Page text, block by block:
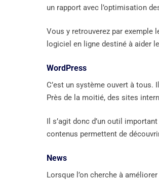
un rapport avec l’optimisation
Vous y retrouverez par exemple
logiciel en ligne destiné à aider
WordPress
C’est un système ouvert à
Près de la moitié, des sites
Il s’agit donc d’un outil
contenus permettent de
News
Lorsque l’on cherche à